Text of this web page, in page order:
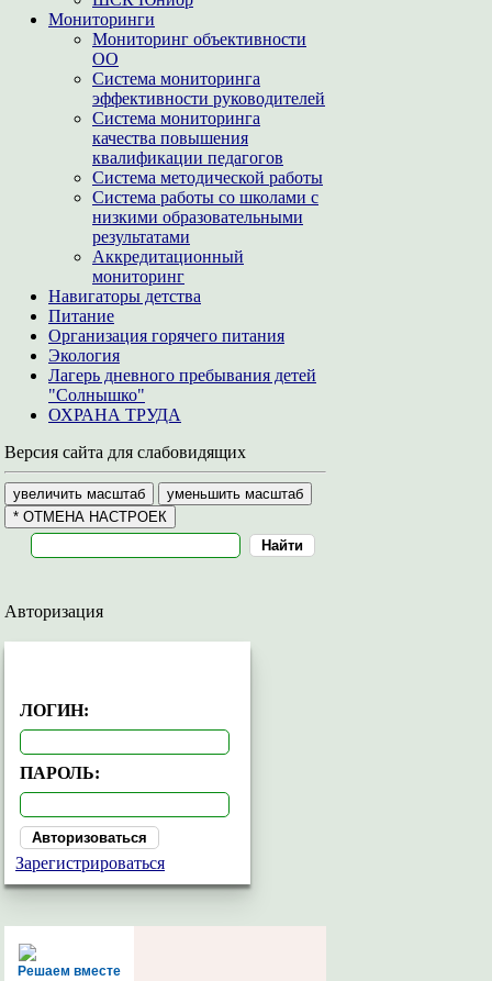
Мониторинги
Мониторинг объективности
ОО
Система мониторинга
эффективности руководителей
Система мониторинга
качества повышения
квалификации педагогов
Система методической работы
Система работы со школами с
низкими образовательными
результатами
Аккредитационный
мониторинг
Навигаторы детства
Питание
Организация горячего питания
Экология
Лагерь дневного пребывания детей
"Солнышко"
ОХРАНА ТРУДА
Версия сайта для слабовидящих
Авторизация
ЛОГИН:
ПАРОЛЬ:
Зарегистрироваться
Решаем вместе